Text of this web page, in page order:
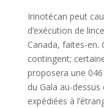
Irinotécan peut
d’exécution de
Canada, faites-en.
contingent;
proposera une
du Gala au-
expédiées à